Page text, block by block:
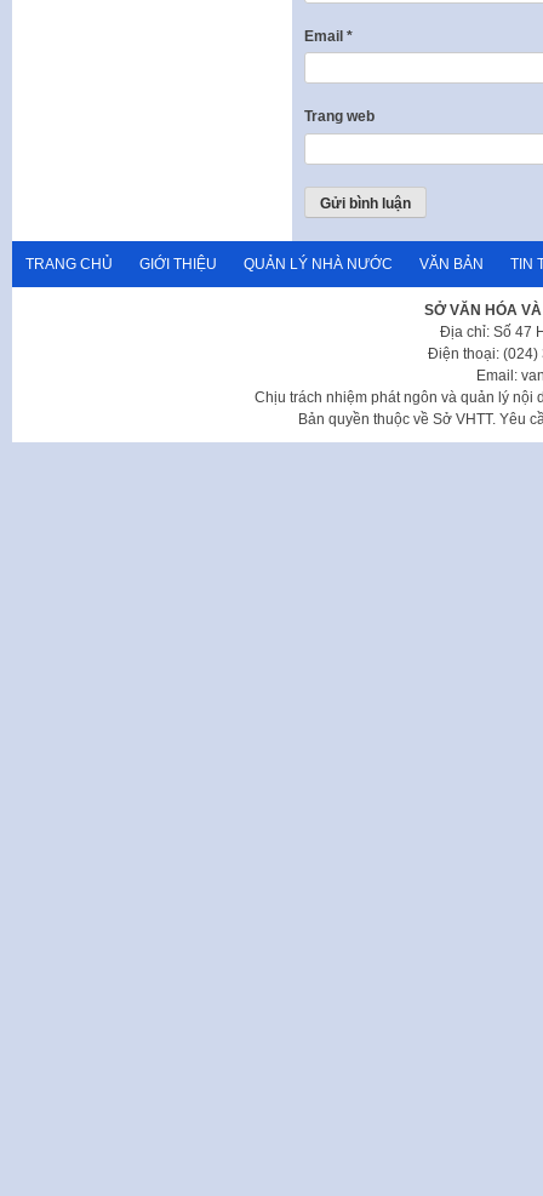
Email *
Trang web
TRANG CHỦ GIỚI THIỆU QUẢN LÝ NHÀ NƯỚC VĂN BẢN TIN
SỞ VĂN HÓA
Địa chỉ: Số 47
Điện thoại: (024)
Email:
Chịu trách nhiệm phát ngôn và quản lý nội
Bản quyền thuộc về Sở VHTT. Yêu